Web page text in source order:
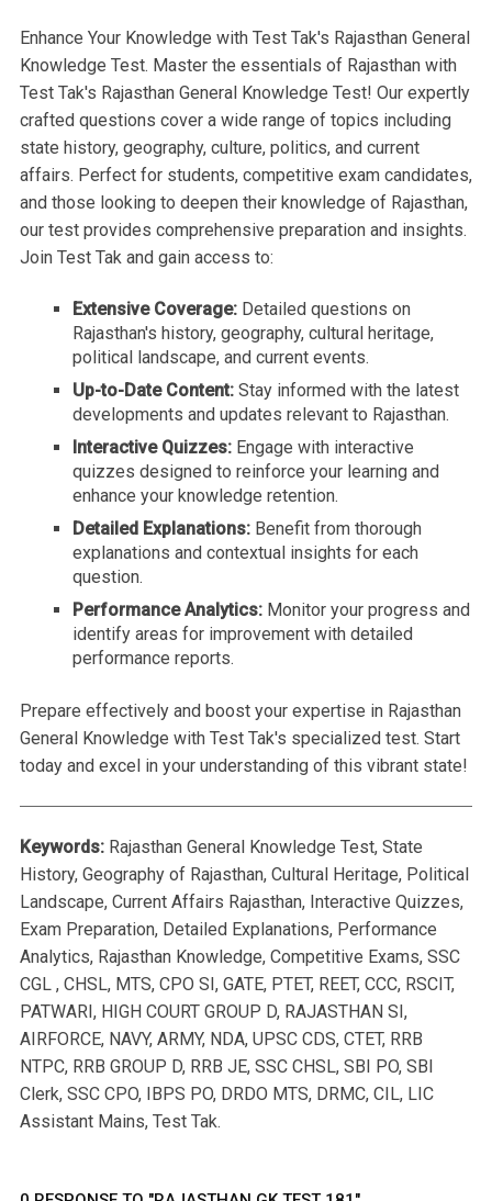
Enhance Your Knowledge with Test Tak's Rajasthan General
Knowledge Test. Master the essentials of Rajasthan with
Test Tak's Rajasthan General Knowledge Test! Our expertly
crafted questions cover a wide range of topics including
state history, geography, culture, politics, and current
affairs. Perfect for students, competitive exam candidates,
and those looking to deepen their knowledge of Rajasthan,
our test provides comprehensive preparation and insights.
Join Test Tak and gain access to:
Extensive Coverage: Detailed questions on
Rajasthan's history, geography, cultural heritage,
political landscape, and current events.
Up-to-Date Content: Stay informed with the latest
developments and updates relevant to Rajasthan.
Interactive Quizzes: Engage with interactive
quizzes designed to reinforce your learning and
enhance your knowledge retention.
Detailed Explanations: Benefit from thorough
explanations and contextual insights for each
question.
Performance Analytics: Monitor your progress and
identify areas for improvement with detailed
performance reports.
Prepare effectively and boost your expertise in Rajasthan
General Knowledge with Test Tak's specialized test. Start
today and excel in your understanding of this vibrant state!
Keywords: Rajasthan General Knowledge Test, State
History, Geography of Rajasthan, Cultural Heritage, Political
Landscape, Current Affairs Rajasthan, Interactive Quizzes,
Exam Preparation, Detailed Explanations, Performance
Analytics, Rajasthan Knowledge, Competitive Exams, SSC
CGL , CHSL, MTS, CPO SI, GATE, PTET, REET, CCC, RSCIT,
PATWARI, HIGH COURT GROUP D, RAJASTHAN SI,
AIRFORCE, NAVY, ARMY, NDA, UPSC CDS, CTET, RRB
NTPC, RRB GROUP D, RRB JE, SSC CHSL, SBI PO, SBI
Clerk, SSC CPO, IBPS PO, DRDO MTS, DRMC, CIL, LIC
Assistant Mains, Test Tak.